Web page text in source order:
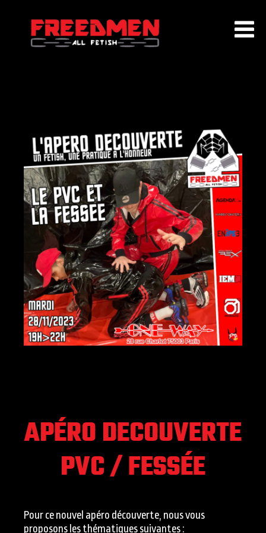
EVENEMENTS
AGENDA
ADHÉSION
PARTENAIRES
CONTACT
APÉRO DECOUVERTE
PVC / FESSÉE
Pour ce nouvel apéro découverte, nous vous
proposons les thématiques suivantes :